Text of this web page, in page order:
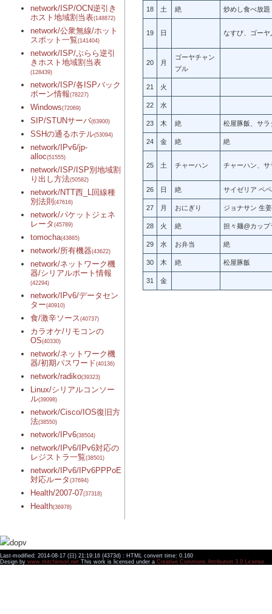
network/ISP/OCN逆引き
ホスト地域割当表(148872)
network/公衆無線/ホット
スポット一覧(141404)
network/ISP/ぷらら逆引
きホスト地域割当表
(128439)
network/ISP/各ISPバック
ボーン情報(78227)
Windows(72069)
SIP/STUNサーバ(63900)
SSHの通るホテル(53094)
network/IPv6/jp-
alloc(51555)
network/ISP/ISP別地域割
り出し方法(50582)
network/NTT西_L回線種
別法則(47616)
network/パケットジェネ
レータ (45789)
tomocha(43865)
network/所有機器(43622)
network/ネットワーク機
器/シリアルポート情報
(42294)
network/IPv6/データセン
ター(40910)
食/激辛ソース (40737)
カラオケ/リモコンの
OS(40330)
network/ネットワーク機
器/初期パスワード(40136)
network/radiko(39323)
Linux/シリアルコンソー
ル(39098)
network/Cisco/IOS復旧方
法(38550)
network/IPv6(38504)
network/IPv6/IPv6対応の
レジストラ一覧(38501)
network/IPv6/IPv6PPPoE
対応ルータ (37694)
Health/2007-07(37318)
Health(36978)
18 土 絶 炒めし食べ放題
19 日 なすび、ゴーヤ
20 月
ゴーヤチャン
プル
21 火
22 水
23 木 絶 松屋豚飯、サラ
24 金 絶 絶
25 土 チャーハン チャーハン、サ
26 日 絶 サイゼリア ペ
27 月 おにぎり ジョナサン 生
28 火 絶 担々麺@カップ
29 水 お弁当 絶
30 木 絶 松屋豚飯
31 金
Last-modified: 2014-08-17 (日) 21:19:16 (4373d) : HTML convert time: 0.160
Design by www.mitchinson.net This work is licensed under a Creative Commons Attribution 3.0 License